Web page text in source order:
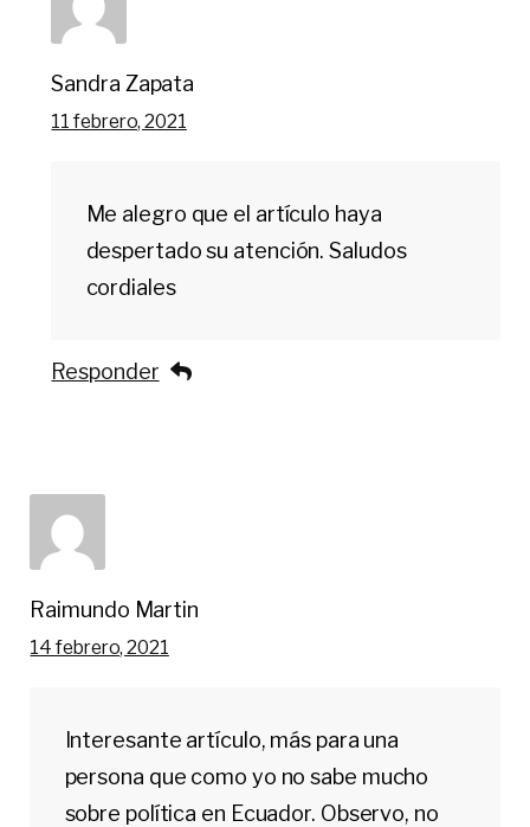
Sandra Zapata
11 febrero, 2021
Me alegro que el artículo haya
despertado su atención. Saludos
cordiales
Responder
Raimundo Martin
14 febrero, 2021
Interesante artículo, más para una
persona que como yo no sabe mucho
sobre política en Ecuador. Observo, no